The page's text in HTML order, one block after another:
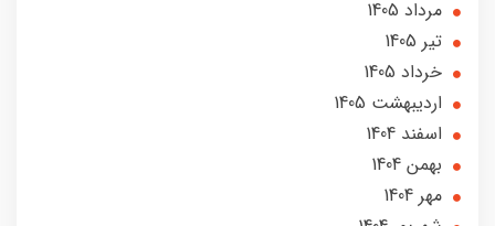
مرداد 1405
تير 1405
خرداد 1405
ارديبهشت 1405
اسفند 1404
بهمن 1404
مهر 1404